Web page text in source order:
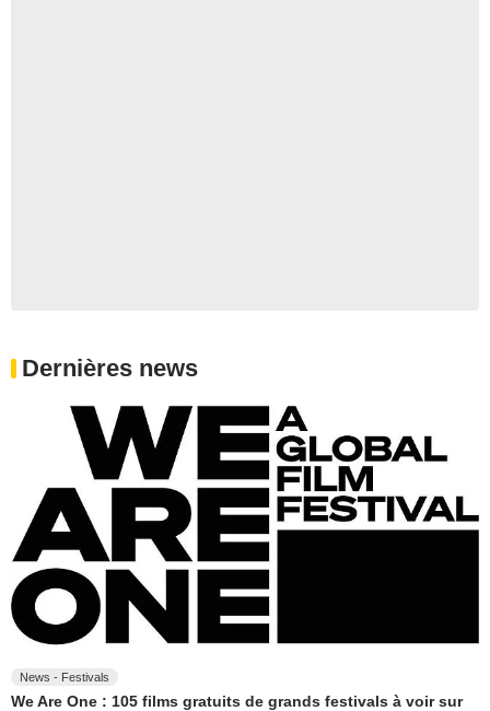
Dernières news
News - Festivals
We Are One : 105 films gratuits de grands festivals à voir sur